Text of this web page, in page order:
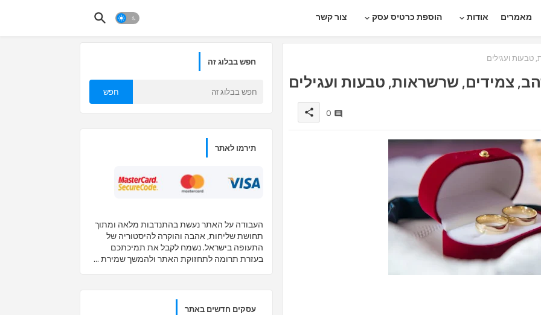
מאמרים אודות הוספת כרטיס עסק צור קשר
טבעות ועגילים
צמידים, שרשראות, טבעות ועגילים
0
share
חפש בבלוג זה
תירמו לאתר
העבודה על האתר נעשת בהתנדבות מלאה ומתוך
תחושת שליחות, אהבה והוקרה להיסטוריה של
התעופה בישראל. נשמח לקבל את תמיכתכם
בעזרת תרומה לתחזוקת האתר ולהמשך שמירת ...
עסקים חדשים באתר